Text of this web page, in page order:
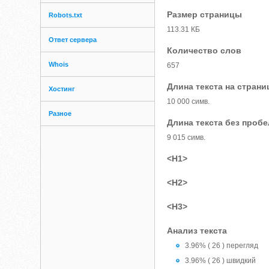
Robots.txt
Ответ сервера
Whois
Хостинг
Разное
Размер страницы
113.31 КБ
Количество слов
657
Длина текста на
10 000 симв.
Длина текста без
9 015 симв.
<H1>
<H2>
<H3>
Анализ текста
3.96% ( 26 ) перегляд
3.96% ( 26 ) швидкий